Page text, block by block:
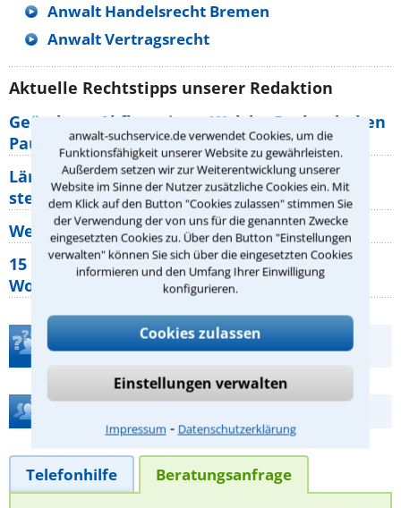
anwalt-suchservice.de verwendet Cookies, um die
Funktionsfähigkeit unserer Website zu gewährleisten.
Außerdem setzen wir zur Weiterentwicklung unserer
Website im Sinne der Nutzer zusätzliche Cookies ein. Mit
dem Klick auf den Button "Cookies zulassen" stimmen Sie
der Verwendung der von uns für die genannten Zwecke
eingesetzten Cookies zu. Über den Button "Einstellungen
verwalten" können Sie sich über die eingesetzten Cookies
informieren und den Umfang Ihrer Einwilligung
konfigurieren.
Cookies zulassen
Einstellungen verwalten
Impressum ⁃ Datenschutzerklärung
Anwalt Handelsrecht Bremen
Anwalt Vertragsrecht
Aktuelle Rechtstipps unserer Redaktion
Geänderte Abflugzeiten: Welche Rechte haben
Pauschalurlauber?
Lärm von den Nachbarn: Welche Rechte
stehen mir zu?
Wer muss Zweitwohnungssteuer zahlen?
15 elementare Rechte, die jeder
Wohnungseigentümer kennen sollte
Teste Dein Rechtswissen
Telefonhilfe Beratungsanfrage